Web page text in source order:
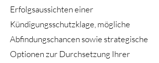
Erfolgsaussichten einer
Kündigungsschutzklage, mögliche
Abfindungschancen sowie strategische
Optionen zur Durchsetzung Ihrer